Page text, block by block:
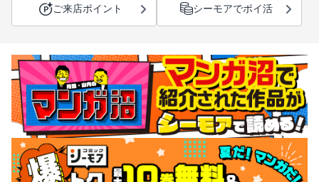
ご来店ポイント シーモアでポイ活